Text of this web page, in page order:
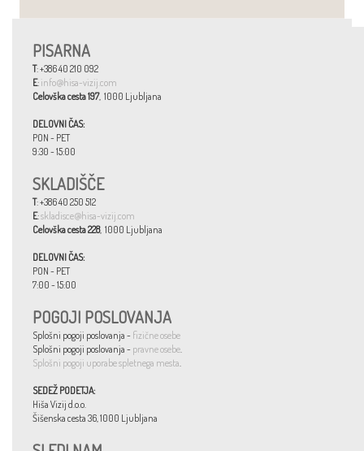
PISARNA
T: +386 40 210 092
E: info@hisa-vizij.com
Celovška cesta 197, 1000 Ljubljana
DELOVNI ČAS:
PON - PET
9:30 - 15:00
SKLADIŠČE
T: +386 40 250 512
E:skladisce@hisa-vizij.com
Celovška cesta 228, 1000 Ljubljana
DELOVNI ČAS:
PON - PET
7:00 - 15:00
POGOJI POSLOVANJA
Splošni pogoji poslovanja - fizične osebe
Splošni pogoji poslovanja - pravne osebe.
Splošni pogoji uporabe spletnega mesta.
SEDEŽ PODETJA:
Hiša Vizij d.o.o.
Šišenska cesta 36, 1000 Ljubljana